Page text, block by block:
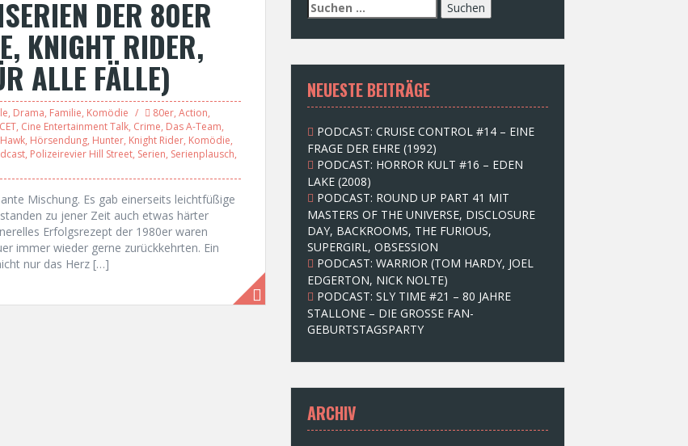
DER 80ER
KNIGHT RIDER,
ALLE FÄLLE)
, Drama, Familie, Komödie 80er, Action,
CET, Cine Entertainment Talk, Crime, Das A-Team,
Hawk, Hörsendung, Hunter, Knight Rider, Komödie,
, Polizeirevier Hill Street, Serien, Serienplausch,
Mischung. Es gab einerseits leichtfüßige
zu jener Zeit auch etwas härter
Erfolgsrezept der 1980er waren
immer wieder gerne zurückkehrten. Ein
nur das Herz […]
S
u
c
e
n
n
c
h
:
NEUESTE BEITRÄGE
PODCAST: CRUISE CONTROL #14 – EINE
FRAGE DER EHRE (1992)
PODCAST: HORROR KULT #16 – EDEN
LAKE (2008)
PODCAST: ROUND UP PART 41 MIT
MASTERS OF THE UNIVERSE, DISCLOSURE
DAY, BACKROOMS, THE FURIOUS,
SUPERGIRL, OBSESSION
PODCAST: WARRIOR (TOM HARDY, JOEL
EDGERTON, NICK NOLTE)
PODCAST: SLY TIME #21 – 80 JAHRE
STALLONE – DIE GROSSE FAN-
GEBURTSTAGSPARTY
ARCHIV